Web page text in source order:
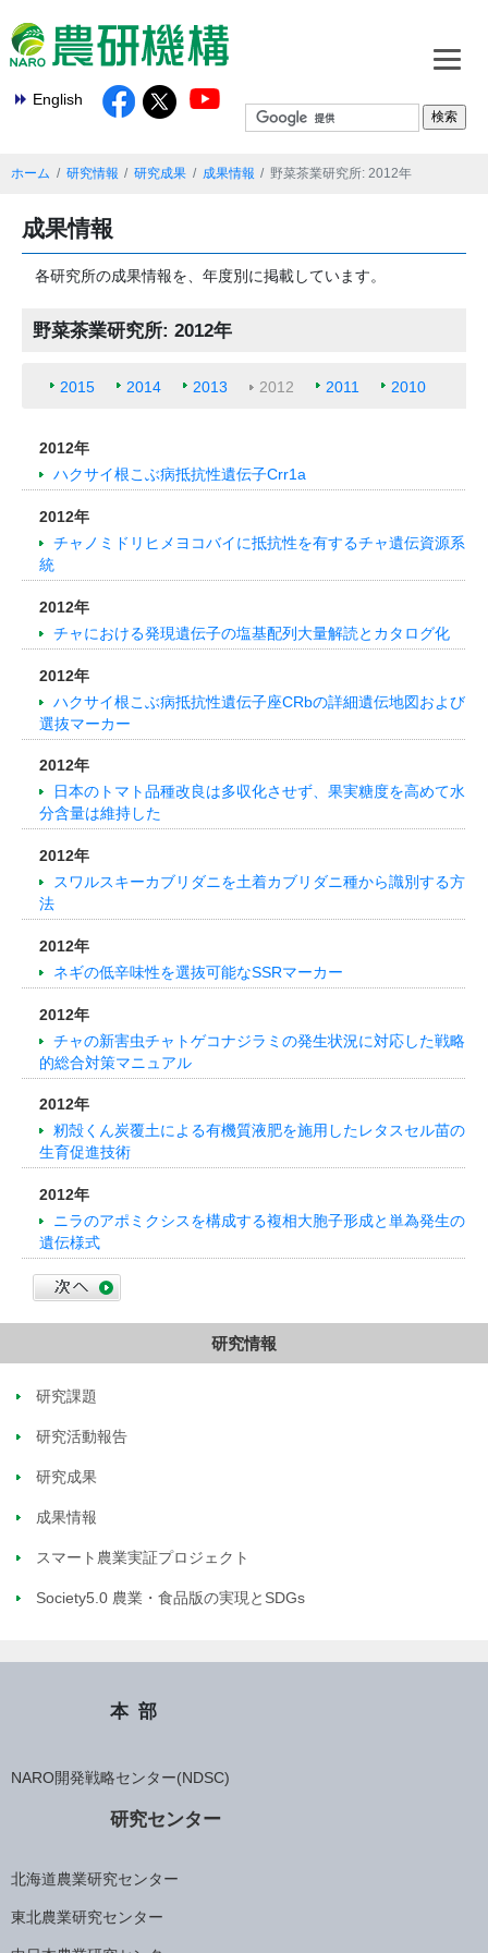
English
ホーム 研究情報 研究成果 成果情報 野菜茶業研究所: 2012年
成果情報
各研究所の成果情報を、年度別に掲載しています。
野菜茶業研究所: 2012年
2015 2014 2013 2012 2011 2010
2012年
ハクサイ根こぶ病抵抗性遺伝子Crr1a
2012年
チャノミドリヒメヨコバイに抵抗性を有するチャ遺伝資源系
統
2012年
チャにおける発現遺伝子の塩基配列大量解読とカタログ化
2012年
ハクサイ根こぶ病抵抗性遺伝子座CRbの詳細遺伝地図および
選抜マーカー
2012年
日本のトマト品種改良は多収化させず、果実糖度を高めて水
分含量は維持した
2012年
スワルスキーカブリダニを土着カブリダニ種から識別する方
法
2012年
ネギの低辛味性を選抜可能なSSRマーカー
2012年
チャの新害虫チャトゲコナジラミの発生状況に対応した戦略
的総合対策マニュアル
2012年
籾殻くん炭覆土による有機質液肥を施用したレタスセル苗の
生育促進技術
2012年
ニラのアポミクシスを構成する複相大胞子形成と単為発生の
遺伝様式
研究情報
研究課題
研究活動報告
研究成果
成果情報
スマート農業実証プロジェクト
Society5.0 農業・食品版の実現とSDGs
本部
NARO開発戦略センター(NDSC)
研究センター
北海道農業研究センター
東北農業研究センター